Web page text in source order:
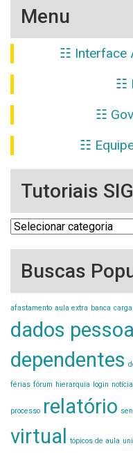
Menu
☷ Interface
☷
☷
☷
Tutoriais SIG
Tutoriais
Buscas
afastamento aula extra banca
dados
dependentes
férias fórum hierarquia login
processo relatório
virtual
tópicos de aula